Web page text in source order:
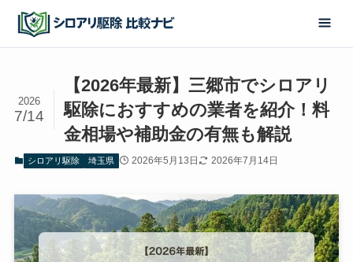
【2026年最新】三郷市でシロアリ
駆除におすすめの業者を紹介！料
金相場や補助金の有無も解説
2026
7/14
シロアリ駆除 埼玉県 2026年5月13日 2026年7月14日